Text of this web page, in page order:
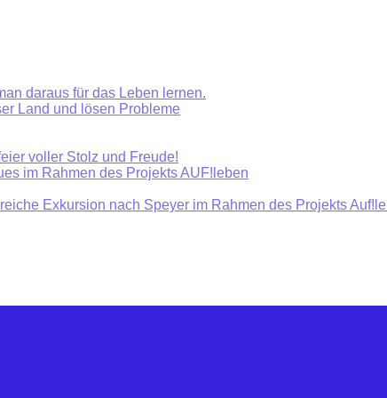
daraus für das Leben lernen.
Land und lösen Probleme
voller Stolz und Freude!
im Rahmen des Projekts AUF!leben
Exkursion nach Speyer im Rahmen des Projekts